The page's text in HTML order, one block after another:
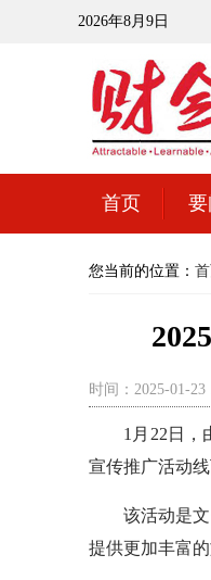
2026年8月9日
首页 要
您当前的位置：
时间：2025-01-23
1月22日，由
宣传推广活动
该活动是文化
提供更加丰富